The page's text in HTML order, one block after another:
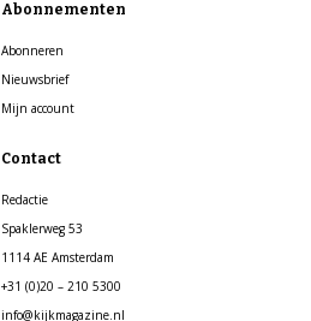
Abonnementen
Abonneren
Nieuwsbrief
Mijn account
Contact
Redactie
Spaklerweg 53
1114 AE Amsterdam
+31 (0)20 – 210 5300
info@kijkmagazine.nl